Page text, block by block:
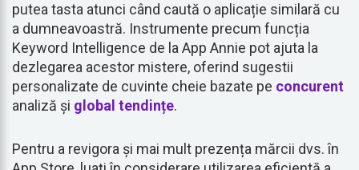
putea tasta atunci când caută o aplicație similară cu
a dumneavoastră. Instrumente precum funcția
Keyword Intelligence de la App Annie pot ajuta la
dezlegarea acestor mistere, oferind sugestii
personalizate de cuvinte cheie bazate pe concurent
analiză și global tendințe.
Pentru a revigora și mai mult prezența mărcii dvs. în